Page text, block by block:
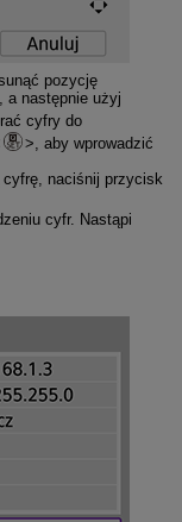
pozycję
a następnie użyj
cyfry do
, aby wprowadzić
cyfrę, naciśnij przycisk
cyfr. Nastąpi